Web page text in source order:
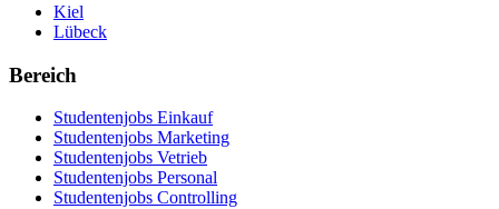
Kiel
Lübeck
Bereich
Studentenjobs Einkauf
Studentenjobs Marketing
Studentenjobs Vetrieb
Studentenjobs Personal
Studentenjobs Controlling